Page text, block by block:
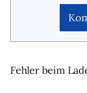
Fehler beim